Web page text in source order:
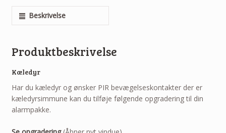
Beskrivelse
Produktbeskrivelse
Kæledyr
Har du kæledyr og ønsker PIR bevægelseskontakter der er
kæledyrsimmune kan du tilføje følgende opgradering til din
alarmpakke.